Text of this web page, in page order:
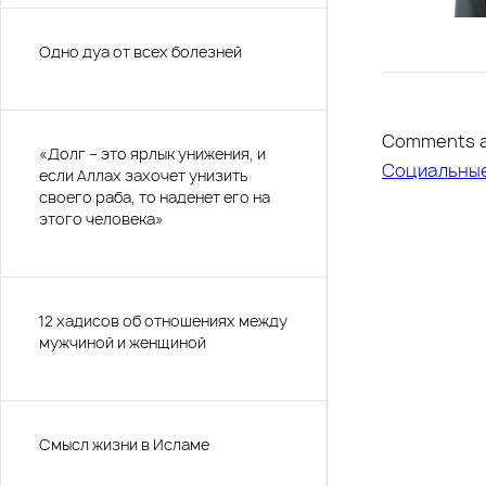
Одно дуа от всех болезней
«Долг – это ярлык унижения, и
если Аллах захочет унизить
своего раба, то наденет его на
этого человека»
12 хадисов об отношениях между
мужчиной и женщиной
Смысл жизни в Исламе
Comments